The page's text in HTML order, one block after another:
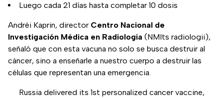
Luego cada 21 días hasta completar 10 dosis
Andréi Kaprin, director Centro Nacional de
Investigación Médica en Radiología (NMIts radiologii),
señaló que con esta vacuna no solo se busca destruir al
cáncer, sino a enseñarle a nuestro cuerpo a destruir las
células que representan una emergencia.
Russia delivered its 1st personalized cancer vaccine,